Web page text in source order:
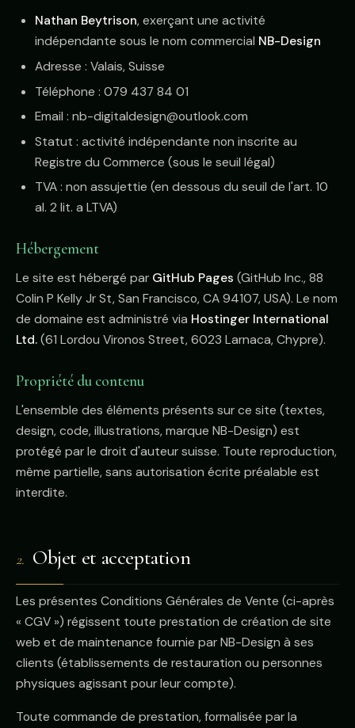
Nathan Beytrison, exerçant une activité
indépendante sous le nom commercial NB-Design
Adresse : Valais, Suisse
Téléphone : 079 437 84 01
Email : nb-digitaldesign@outlook.com
Statut : activité indépendante non inscrite au
Registre du Commerce (sous le seuil légal)
TVA : non assujettie (en dessous du seuil de l'art. 10
al. 2 lit. a LTVA)
Hébergement
Le site est hébergé par GitHub Pages (GitHub Inc., 88
Colin P Kelly Jr St, San Francisco, CA 94107, USA). Le nom
de domaine est administré via Hostinger International
Ltd.(61 Lordou Vironos Street, 6023 Larnaca, Chypre).
Propriété du contenu
L'ensemble des éléments présents sur ce site (textes,
design, code, illustrations, marque NB-Design) est
protégé par le droit d'auteur suisse. Toute reproduction,
même partielle, sans autorisation écrite préalable est
interdite.
2. Objet et acceptation
Les présentes Conditions Générales de Vente (ci-après
« CGV ») régissent toute prestation de création de site
web et de maintenance fournie par NB-Design à ses
clients (établissements de restauration ou personnes
physiques agissant pour leur compte).
Toute commande de prestation, formalisée par la